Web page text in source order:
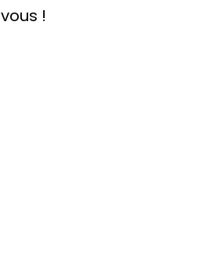
vous !